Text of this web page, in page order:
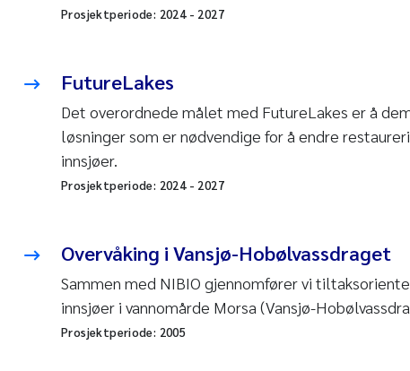
Prosjektperiode: 2024- 2027
FutureLakes
Det overordnede målet med FutureLakes er å
løsninger som er nødvendige for å endre
innsjøer.
Prosjektperiode: 2024- 2027
Overvåking i Vansjø-Hobølvassdraget
Sammen med NIBIO gjennomfører vi
innsjøer i vannomårde Morsa (Vansjø-
Prosjektperiode: 2005